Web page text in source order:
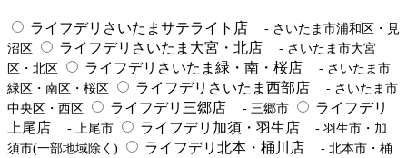
ライフデリさいたまサテライト店
- さいたま市浦和区・見
沼区
ライフデリさいたま大宮・北店
- さいたま市大宮
区・北区
ライフデリさいたま緑・南・桜店
- さいたま市
緑区・南区・桜区
ライフデリさいたま西部店
- さいたま市
中央区・西区
ライフデリ三郷店 - 三郷市
ライフデリ
上尾店
- 上尾市 ライフデリ加須・羽生店
- 羽生市・加
須市(一部地域除く)
ライフデリ北本・桶川店
- 北本市・桶